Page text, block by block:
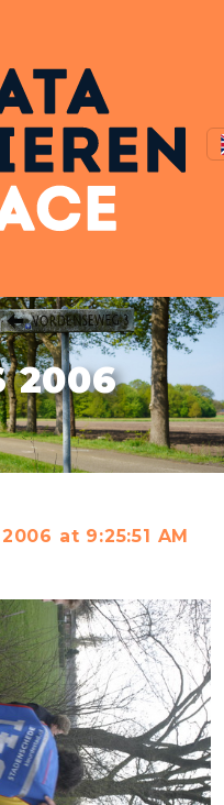
2006
at 9:25:51 AM